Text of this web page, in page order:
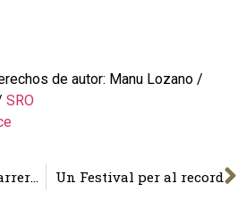
de autor: Manu Lozano /
SRO
Fin de semana de carreras y solidaridad Un Festival per al record